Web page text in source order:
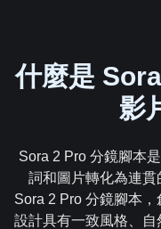
什麼是
影
Sora 2 Pro 分鏡腳本
詞和圖片轉化為連貫
Sora 2 Pro 分鏡腳本
設計具有一致風格、